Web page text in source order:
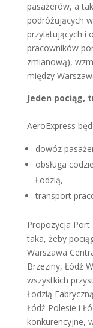
pasażerów, a
podróżujących
przylatujących i
pracowników
zmianową),
między
Jeden pociąg,
AeroExpress
dowóz
obsługa
Łodzią,
transport
Propozycja Port
taka, żeby
Warszawa
Brzeziny, Łódź
wszystkich
Łodzią
Łódź Polesie i
konkurencyjne,